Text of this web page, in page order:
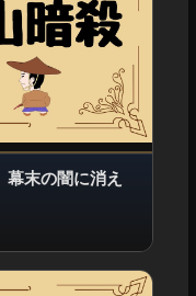
幕末の闇に消え